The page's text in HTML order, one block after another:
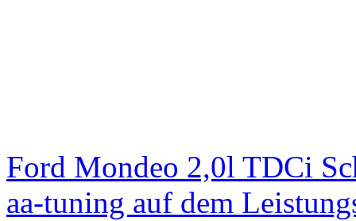
Ford Mondeo 2,0l TDCi
aa-tuning auf dem